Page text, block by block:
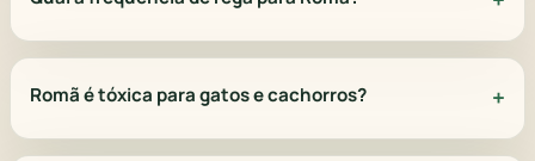
Romã é tóxica para gatos e cachorros?